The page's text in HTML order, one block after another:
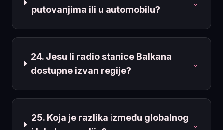
putovanjima ili u automobilu?
⌄
24. Jesu li radio stanice Balkana
dostupne izvan regije?
⌄
25. Koja je razlika između globalnog
⌄